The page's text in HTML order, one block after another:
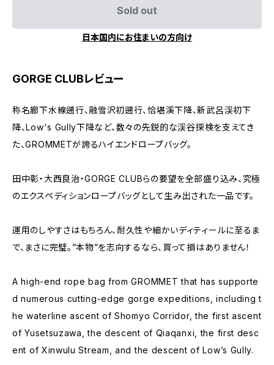
Sold out
日本国内にお住まいの方向け
GORGE CLUBレビュー
称名廊下水線遡行、融雪沢初遡行、恰堪溪下降、新武呂渓初下
降、Low's Gully下降など、数々の先鋭的な渓谷探検を支えてき
た、GROMMETが誇るハイエンドロープバッグ。
田中彰・大西良治・GORGE CLUBらの要望を全部盛り込み、究極
のエクスペディションロープバッグとして生み出された一品です。
運用のしやすさはもちろん、耐久性や細かいディティールに至るま
で、まさに完璧。”本物”を志向するなら、買って損はありません！
A high-end rope bag from GROMMET that has supporte
d numerous cutting-edge gorge expeditions, including t
he waterline ascent of Shomyo Corridor, the first ascent
of Yusetsuzawa, the descent of Qiaqanxi, the first desc
ent of Xinwulu Stream, and the descent of Low’s Gully.